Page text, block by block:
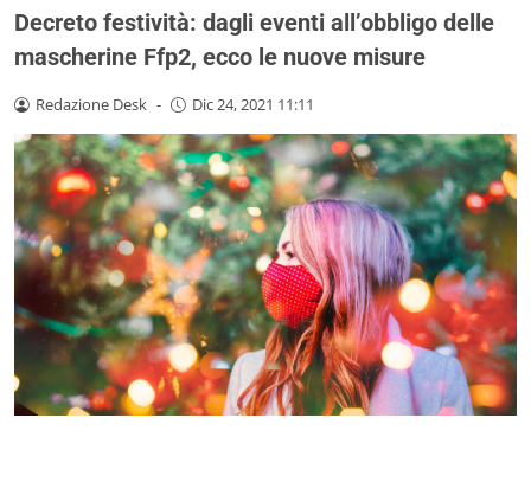
Decreto festività: dagli eventi all’obbligo delle
mascherine Ffp2, ecco le nuove misure
Redazione Desk - Dic 24, 2021 11:11